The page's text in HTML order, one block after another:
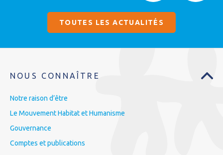
TOUTES LES ACTUALITÉS
NOUS CONNAÎTRE
Notre raison d’être
Le Mouvement Habitat et Humanisme
Gouvernance
Comptes et publications